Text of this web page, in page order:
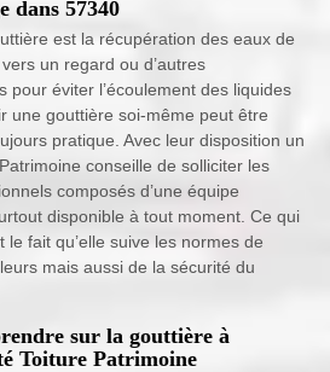
dans 57340
est la récupération des eaux de
un regard ou d’autres
pour éviter l’écoulement des liquides
une gouttière soi-même peut être
pratique. Avec leur disposition un
conseille de solliciter les
composés d’une équipe
disponible à tout moment. Ce qui
fait qu’elle suive les normes de
mais aussi de la sécurité du
sur la gouttière à
Toiture Patrimoine